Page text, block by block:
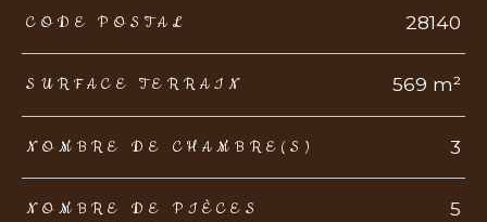
TRAD_ZEPHYR_Caracteristique TRAD_ZEPHYR_Valeurs
CODE POSTAL 28140
SURFACE TERRAIN 569 m²
NOMBRE DE CHAMBRE(S) 3
NOMBRE DE PIÈCES 5